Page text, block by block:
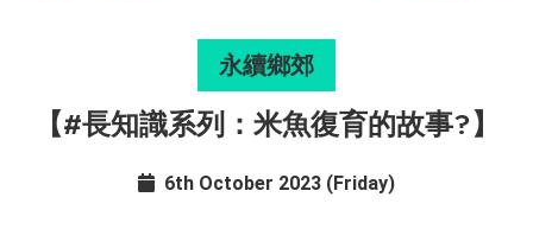
永續鄉郊
【#長知識系列：米魚復育的故事?】
6th October 2023 (Friday)